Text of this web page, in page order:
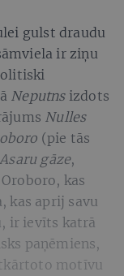
gulst draudu
ir ziņu
Neputnsizdots
Nulles
(pie tās
Asaru gāze,
kas
kas aprij savu
ir ievīts katrā
paņēmiens,
motīvu